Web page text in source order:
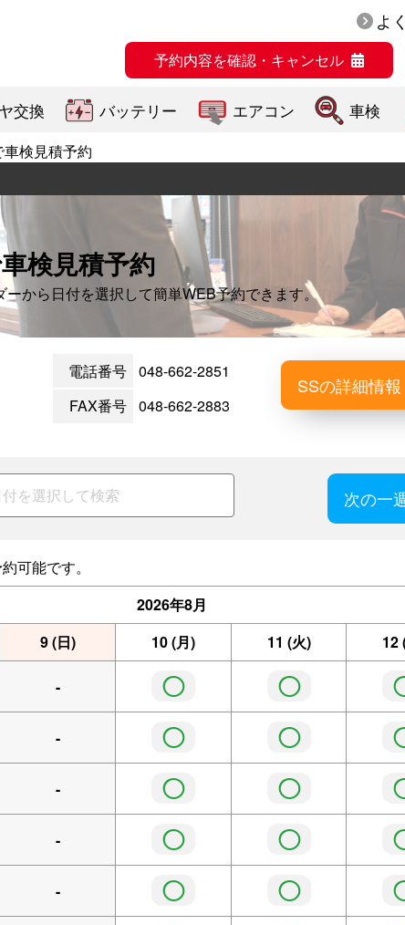
よ
予約内容を確認・キャンセル
交換 バッテリー エアコン 車検
検見積予約
検見積予約
ーから日付を選択して簡単WEB予約できます。
電話番号 048-662-2851
FAX番号 048-662-2883
SSの詳細情報
次の一
可能です。
2026年8月
9(日) 10(月) 11 (火) 12
- ◯ ◯
- ◯ ◯
- ◯ ◯
- ◯ ◯
- ◯ ◯